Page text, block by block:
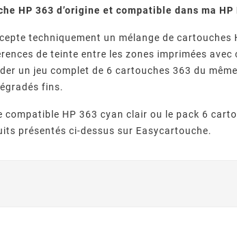
HP 363 d’origine et compatible dans ma HP
techniquement un mélange de
de teinte entre les zones imprimées
un jeu complet de 6 cartouches 363 du
fins.
HP 363 cyan clair ou le pack 6
présentés ci-dessus sur Easycartouche.